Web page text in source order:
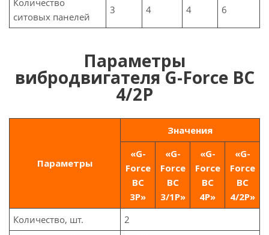
Количество
ситовых панелей
3 4 4 6
Параметры
вибродвигателя G-Force ВС
4/2P
Параметры
Значения
«G-
Force
ВС
3P»
«G-
Force
ВС
3/1P»
«G-
Force
ВС
4P»
«G-
Force
ВС
4/2P»
Количество, шт.
2